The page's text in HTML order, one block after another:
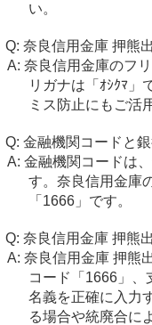
い。
奈良信用金庫 押熊
奈良信用金庫のフ
リガナは「ｵｼｸﾏ」
ミス防止にもご活
金融機関コードと
金融機関コードは
す。奈良信用金庫
「1666」です。
奈良信用金庫 押熊
奈良信用金庫 押熊
コード「1666」、
名義を正確に入力
る場合や統廃合に